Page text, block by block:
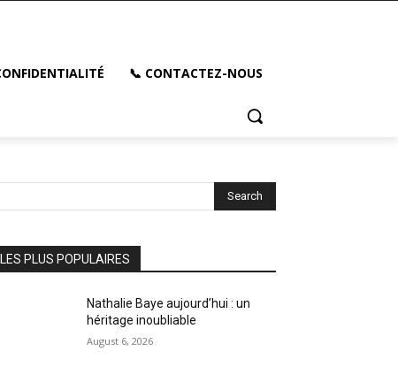
📞 CONTACTEZ-NOUS
Search
LES PLUS POPULAIRES
Nathalie Baye aujourd’hui : un
héritage inoubliable
August 6, 2026